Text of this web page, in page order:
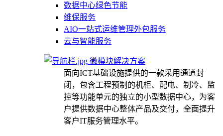
数据中心绿色节能
维保服务
AIO一站式运维管理外包服务
云与智能服务
微模块解决方案
面向ICT基础设施提供的一款采用通道封
闭，包含工程预制的机柜、配电、制冷、监
控等功能单元的独立的小型数据中心，为客
户提供数据中心整体产品及交付，全面提升
客户IT服务管理水平。